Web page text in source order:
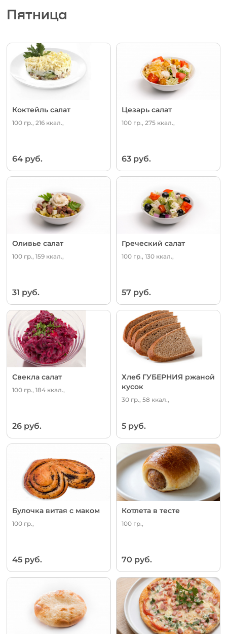
Пятница
Коктейль салат
100 гр., 216 ккал.,
64 руб.
Цезарь салат
100 гр., 275 ккал.,
63 руб.
Оливье салат
100 гр., 159 ккал.,
31 руб.
Греческий салат
100 гр., 130 ккал.,
57 руб.
Свекла салат
100 гр., 184 ккал.,
26 руб.
Хлеб ГУБЕРНИЯ ржаной
кусок
30 гр., 58 ккал.,
5 руб.
Булочка витая с маком
100 гр.,
45 руб.
Котлета в тесте
100 гр.,
70 руб.